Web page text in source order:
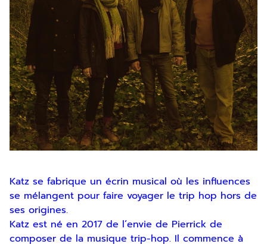
Katz se fabrique un écrin musical où les influences
se mélangent pour faire voyager le trip hop hors de
ses origines.
Katz est né en 2017 de l’envie de Pierrick de
composer de la musique trip-hop. Il commence à